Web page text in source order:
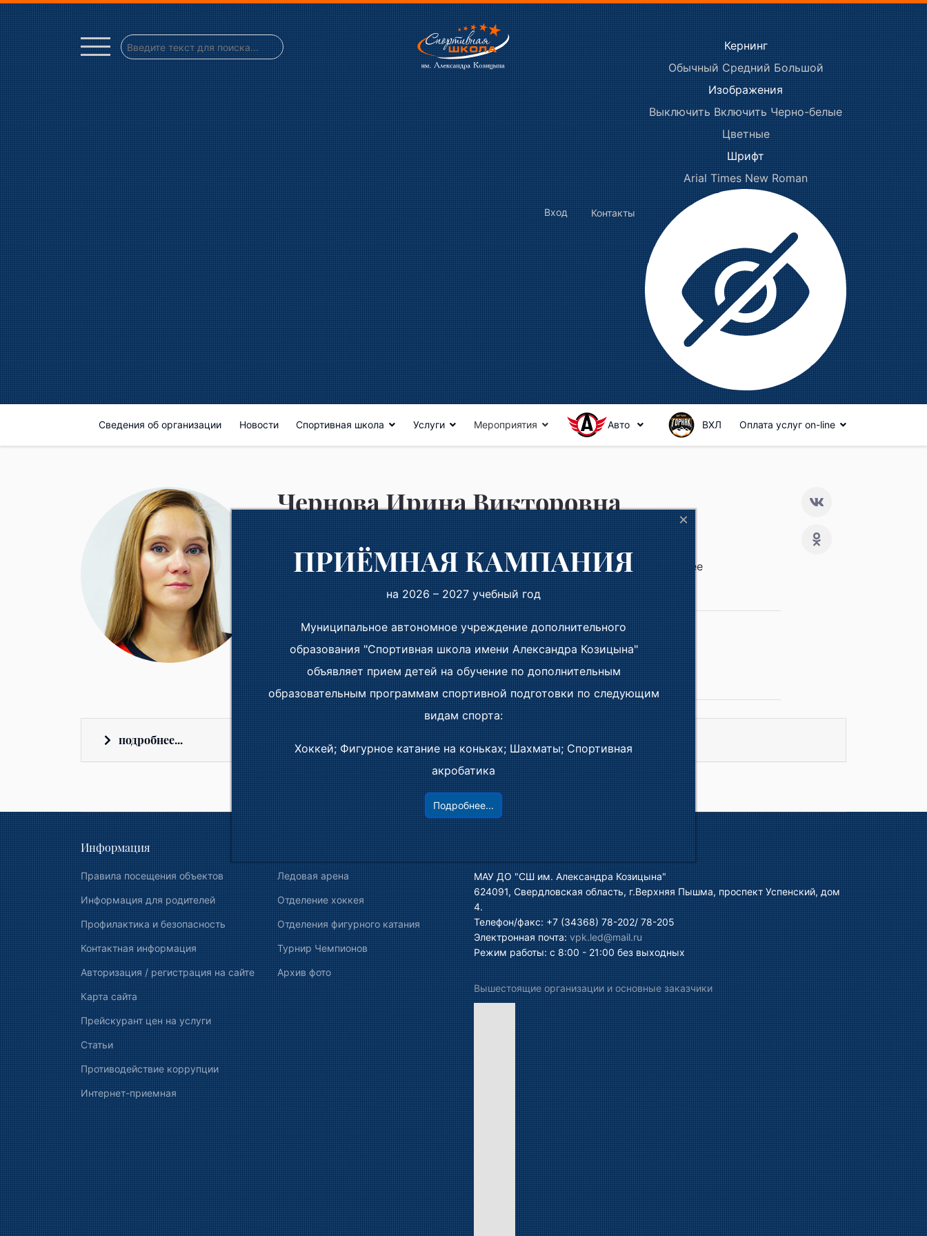
Кернинг
Обычный Средний Большой
Изображения
Выключить Включить Черно-белые
Цветные
Шрифт
Arial Times New Roman
Контакты
Вход
Сведения об организации Новости Спортивная школа Услуги Мероприятия Авто ВХЛ Оплата услуг on-line
Чернова Ирина Викторовна
Преподаваемые дисциплины:спортивная акробатика . Образование:
среднее
Общий стаж работы более:12лет
Стаж работы по специальности более:12лет
Телефон:+7 (34368) 78-202, адрес e-mail: vpk.led@mail.ru
подробнее...
Информация
Правила посещения объектов
Информация для родителей
Профилактика и безопасность
Контактная информация
Авторизация / регистрация на сайте
Карта сайта
Прейскурант цен на услуги
Статьи
Противодействие коррупции
Интернет-приемная
Ледовая арена
Отделение хоккея
Отделения фигурного катания
Турнир Чемпионов
Архив фото
МАУ ДО "СШ им. Александра Козицына"
624091, Свердловская область, г.Верхняя Пышма, проспект Успенский, дом
4.
Телефон/факс: +7 (34368) 78-202/ 78-205
Электронная почта: vpk.led@mail.ru
Режим работы: с 8:00 - 21:00 без выходных
Вышестоящие организации и основные заказчики
×
ПРИЁМНАЯ КАМПАНИЯ
на 2026 – 2027 учебный год
Муниципальное автономное учреждение дополнительного
образования "Спортивная школа имени Александра Козицына"
объявляет прием детей на обучение по дополнительным
образовательным программам спортивной подготовки по следующим
видам спорта:
Хоккей; Фигурное катание на коньках; Шахматы; Спортивная
акробатика
Подробнее...